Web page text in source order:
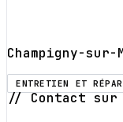
Champigny-sur-
ENTRETIEN ET
// Contact sur